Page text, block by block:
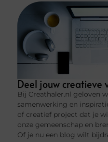
Deel jouw creatieve
Bij Creathaler.nl geloven
samenwerking en
of creatief project dat je
onze gemeenschap en
Of je nu een blog wilt